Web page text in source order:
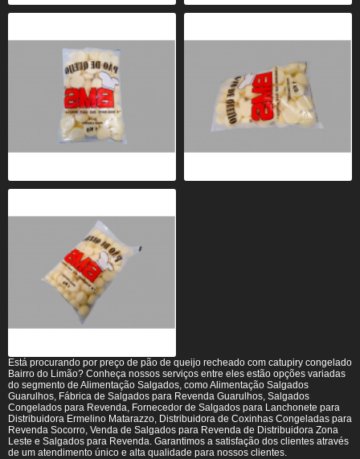
Está procurando por preço de pão de queijo recheado com catupiry congelado
Bairro do Limão? Conheça nossos serviços entre eles estão opções variadas
do segmento de Alimentação Salgados, como Alimentação Salgados
Guarulhos, Fábrica de Salgados para Revenda Guarulhos, Salgados
Congelados para Revenda, Fornecedor de Salgados para Lanchonete para
Distribuidora Ermelino Matarazzo, Distribuidora de Coxinhas Congeladas para
Revenda Socorro, Venda de Salgados para Revenda de Distribuidora Zona
Leste e Salgados para Revenda. Garantimos a satisfação dos clientes através
de um atendimento único e alta qualidade para nossos clientes.